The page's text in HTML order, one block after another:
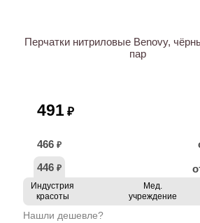
Перчатки нитриловые Benovy,
пар
491 ₽
466 ₽
446 ₽
Индустрия
красоты
Мед.
учреждение
Нашли дешевле?